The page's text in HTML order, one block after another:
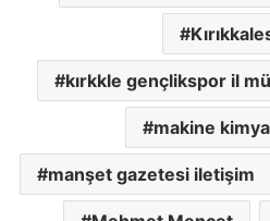
kırkkle gençlikspor il
makine
manşet gazetesi iletişim